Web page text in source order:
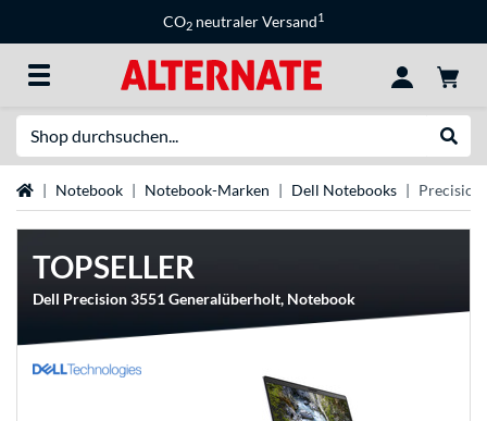
CO2 neutraler Versand1
StartseiteNotebook Notebook-Marken Dell Notebooks Precision
TOPSELLER
Dell Precision 3551 Generalüberholt, Notebook